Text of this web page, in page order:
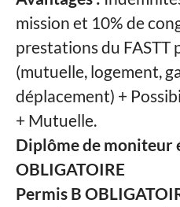
mission et 10% de
prestations du FASTT
(mutuelle, logement,
déplacement) +
+ Mutuelle.
Diplôme de moniteur
OBLIGATOIRE
Permis B